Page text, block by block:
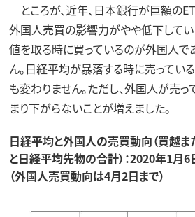
ところが、近年、日本銀行が巨額の
外国人売買の影響力がやや低下して
値を取る時に買っているのが外国人で
ん。日経平均が暴落する時に売ってい
も変わりません。ただし、外国人が売
まり下がらないことが増えました。
日経平均と外国人の売買動向（買越
と日経平均先物の合計）：2020年1月
（外国人売買動向は4月2日まで）